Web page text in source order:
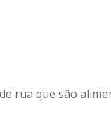
rua que são